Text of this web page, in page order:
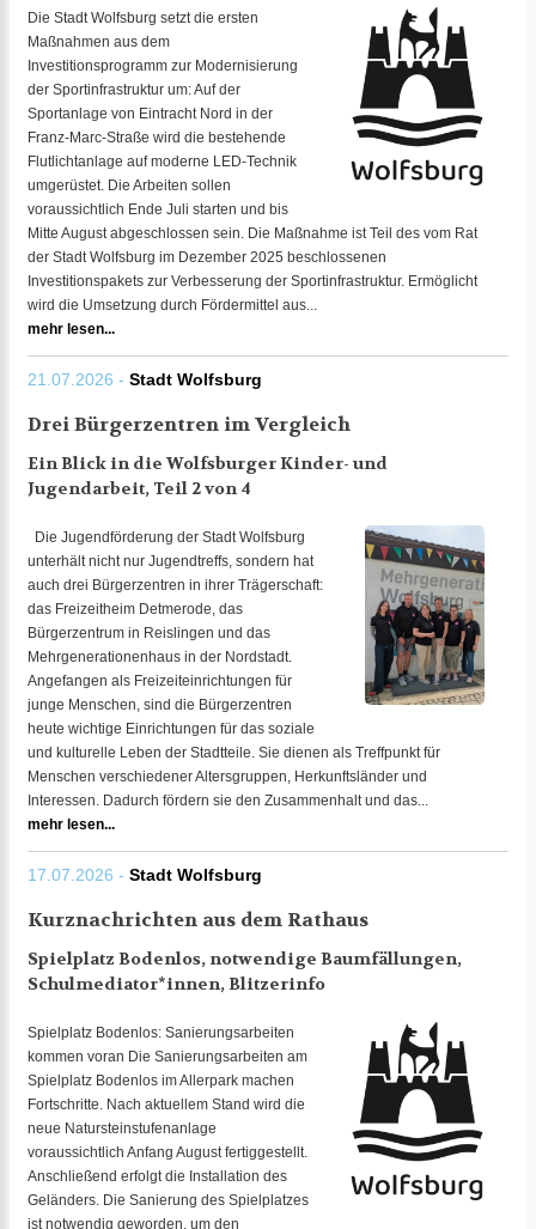
Die Stadt Wolfsburg setzt die ersten
Maßnahmen aus dem
Investitionsprogramm zur Modernisierung
der Sportinfrastruktur um: Auf der
Sportanlage von Eintracht Nord in der
Franz-Marc-Straße wird die bestehende
Flutlichtanlage auf moderne LED-Technik
umgerüstet. Die Arbeiten sollen
voraussichtlich Ende Juli starten und bis
Mitte August abgeschlossen sein. Die Maßnahme ist Teil des vom Rat
der Stadt Wolfsburg im Dezember 2025 beschlossenen
Investitionspakets zur Verbesserung der Sportinfrastruktur. Ermöglicht
wird die Umsetzung durch Fördermittel aus...
mehr lesen...
21.07.2026 - Stadt Wolfsburg
Drei Bürgerzentren im Vergleich
Ein Blick in die Wolfsburger Kinder- und
Jugendarbeit, Teil 2 von 4
Die Jugendförderung der Stadt Wolfsburg
unterhält nicht nur Jugendtreffs, sondern hat
auch drei Bürgerzentren in ihrer Trägerschaft:
das Freizeitheim Detmerode, das
Bürgerzentrum in Reislingen und das
Mehrgenerationenhaus in der Nordstadt.
Angefangen als Freizeiteinrichtungen für
junge Menschen, sind die Bürgerzentren
heute wichtige Einrichtungen für das soziale
und kulturelle Leben der Stadtteile. Sie dienen als Treffpunkt für
Menschen verschiedener Altersgruppen, Herkunftsländer und
Interessen. Dadurch fördern sie den Zusammenhalt und das...
mehr lesen...
17.07.2026 - Stadt Wolfsburg
Kurznachrichten aus dem Rathaus
Spielplatz Bodenlos, notwendige Baumfällungen,
Schulmediator*innen, Blitzerinfo
Spielplatz Bodenlos: Sanierungsarbeiten
kommen voran Die Sanierungsarbeiten am
Spielplatz Bodenlos im Allerpark machen
Fortschritte. Nach aktuellem Stand wird die
neue Natursteinstufenanlage
voraussichtlich Anfang August fertiggestellt.
Anschließend erfolgt die Installation des
Geländers. Die Sanierung des Spielplatzes
ist notwendig geworden, um den